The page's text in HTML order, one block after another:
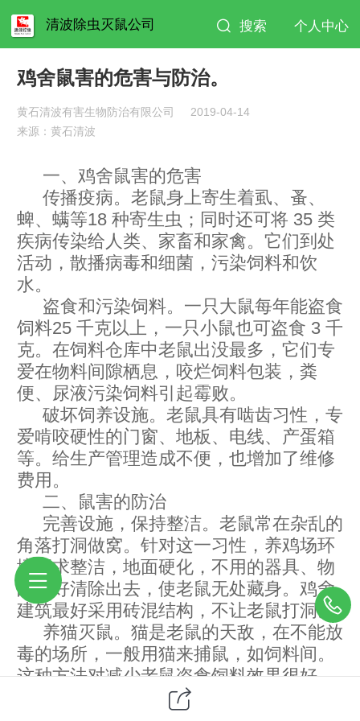
清波除虫灭鼠公司 搜索 个人中心
鸡舍鼠害的危害与防治。
黄石清波有害生物防治有限公司
2019-04-14
来源：黄石清波
一、鸡舍鼠害的危害
传播疫病。老鼠身上寄生着虱、蚤、
蜱、螨等18 种寄生虫；同时还可将 35 类
疾病传染给人类、家畜和家禽。它们到处
活动，散播病毒和细菌，污染饲料和饮
水。
盗食和污染饲料。一只大鼠每年能盗食
饲料25 千克以上，一只小鼠也可盗食 3 千
克。在饲料仓库中老鼠出没最多，它们专
爱在物料间隙栖息，咬烂饲料包装，粪
便、尿液污染饲料引起霉败。
破坏饲养设施。老鼠具有啮齿习性，专
爱啃咬硬性的门窗、地板、电线、产蛋箱
等。给生产管理造成不便，也增加了维修
费用。
二、鼠害的防治
完善设施，保持整洁。老鼠常在杂乱的
角落打洞做窝。针对这一习性，养鸡场环
境要求整洁，地面硬化，不用的器具、物
品最好清除出去，使老鼠无处藏身。鸡舍
建筑最好采用砖混结构，不让老鼠打洞。
养猫灭鼠。猫是老鼠的天敌，在不能放
毒的场所，一般用猫来捕鼠，如饲料间。
这种方法对减少老鼠盗食饲料效果很好。
机械灭鼠。常用的捕鼠器有平板夹、踏